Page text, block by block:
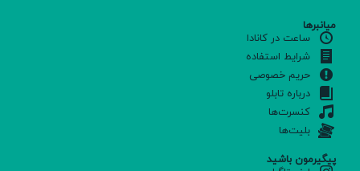
میانبرها
ساعت در کانادا
شرایط استفاده
حریم خصوصی
درباره تابلو
کنسرت‌ها
بلیت‌ها
پیگیرمون باشید